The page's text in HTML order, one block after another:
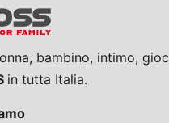
bambino, intimo,
in tutta Italia.